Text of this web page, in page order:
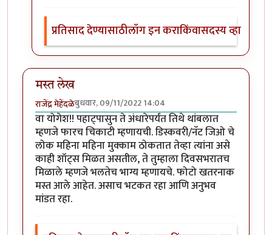
प्रतिसाद देण्यासाठीलॉग इन कराकिंवासदस्य व्हा
मस्त लेख
राजेंद्र मेहेंदळेबुधवार, 09/11/2022 14:04
वा योगेश!! पहाट्पासुन ते अंधारेपर्यंत तिथे थांबलात
म्हणजे फारच चिकाटी म्हणायची. डिस्कवरी/नॅट जिओ चे
लोक महिना महिना मुक्काम ठोकतात तेव्हा त्यांना असे
काही शॉट्स मिळत असतील, ते तुम्हाला दिवसभरातच
मिळाले म्हणजे भलतेच भाग्य म्हणायचे. फोटो खतरनाक
मस्त आले आहेत. असाच भटकत रहा आणि अनुभव
मांडत रहा.